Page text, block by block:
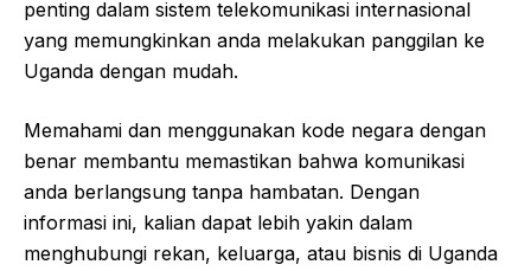
penting dalam sistem telekomunikasi internasional
yang memungkinkan anda melakukan panggilan ke
Uganda dengan mudah.
Memahami dan menggunakan kode negara dengan
benar membantu memastikan bahwa komunikasi
anda berlangsung tanpa hambatan. Dengan
informasi ini, kalian dapat lebih yakin dalam
menghubungi rekan, keluarga, atau bisnis di Uganda